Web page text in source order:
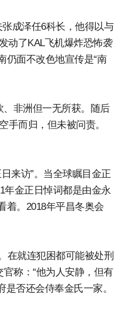
成泽任6科长，他得以与
动了KAL飞机爆炸恐怖袭
仍面不改色地宣传是“南
非洲但一无所获。随后
手而归，但未被问责。
来访”。当全球瞩目金正
年金正日悼词都是由金永
着。2018年平昌冬奥会
在就连犯困都可能被处刑
称：“他为人安静，但有
是否还会侍奉金氏一家。